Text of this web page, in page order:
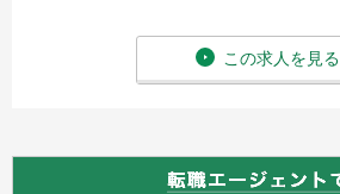
この求人を見る